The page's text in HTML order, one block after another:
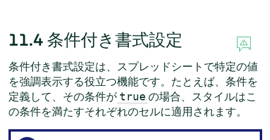
11.4 条件付き書式設定
条件付き書式設定は、スプレッドシートで特定の値
を強調表示する役立つ機能です。たとえば、条件を
定義して、その条件が true の場合、スタイルはこ
の条件を満たすそれぞれのセルに適用されます。